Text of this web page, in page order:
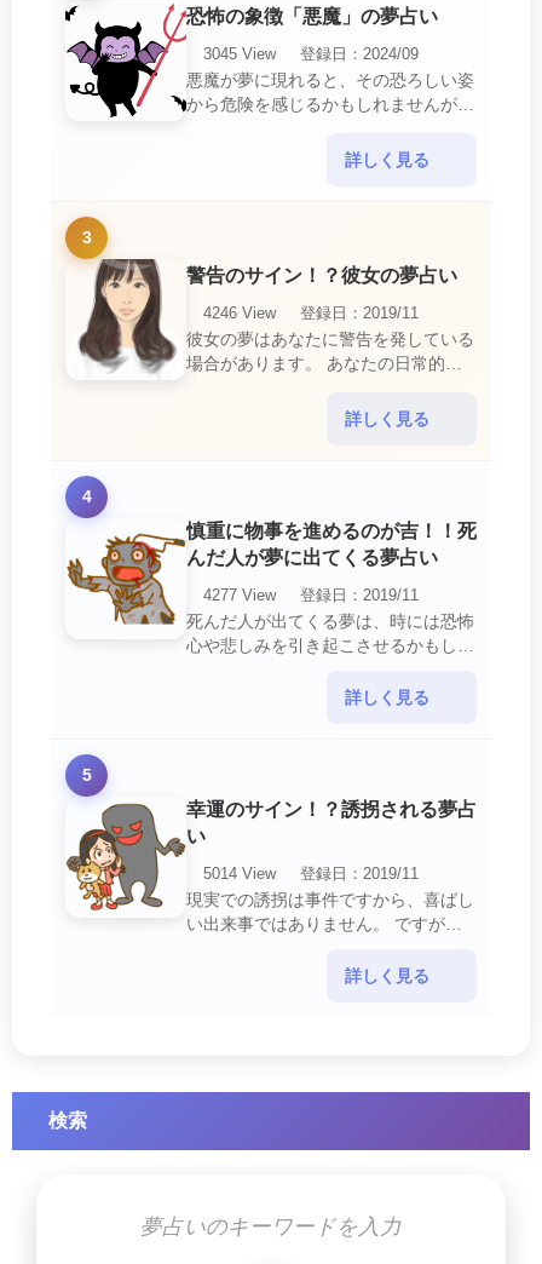
恐怖の象徴「悪魔」の夢占い
3045 View
登録日：2024/09
悪魔が夢に現れると、その恐ろしい姿
から危険を感じるかもしれませんが、
詳しく見る
3
警告のサイン！？彼女の夢占い
4246 View
登録日：2019/11
彼女の夢はあなたに警告を発している
場合があります。 あなたの日常的な
詳しく見る
4
慎重に物事を進めるのが吉！！死
んだ人が夢に出てくる夢占い
4277 View
登録日：2019/11
死んだ人が出てくる夢は、時には恐怖
心や悲しみを引き起こさせるかもしれ
意して欲しいメッセージや警告を伝え
詳しく見る
5
幸運のサイン！？誘拐される夢占
い
5014 View
登録日：2019/11
現実での誘拐は事件ですから、喜ばし
い出来事ではありません。 ですが、
詳しく見る
検索